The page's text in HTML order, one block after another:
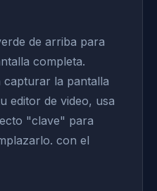
de arriba para
completa.
la pantalla
editor de video, usa
"clave" para
con el